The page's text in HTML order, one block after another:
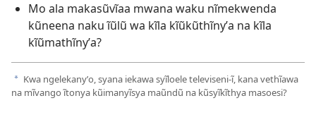
Mo ala makasũvĩaa mwana waku nĩmekwenda
kũneena naku ĩũlũ wa kĩla kĩũkũthĩnyʼa na kĩla
kĩũmathĩnyʼa?
a Kwa ngelekanyʼo, syana iekawa syĩloele televiseni-ĩ, kana vethĩawa
na mĩvango ĩtonya kũimanyĩsya maũndũ na kũsyĩkĩthya masoesi?